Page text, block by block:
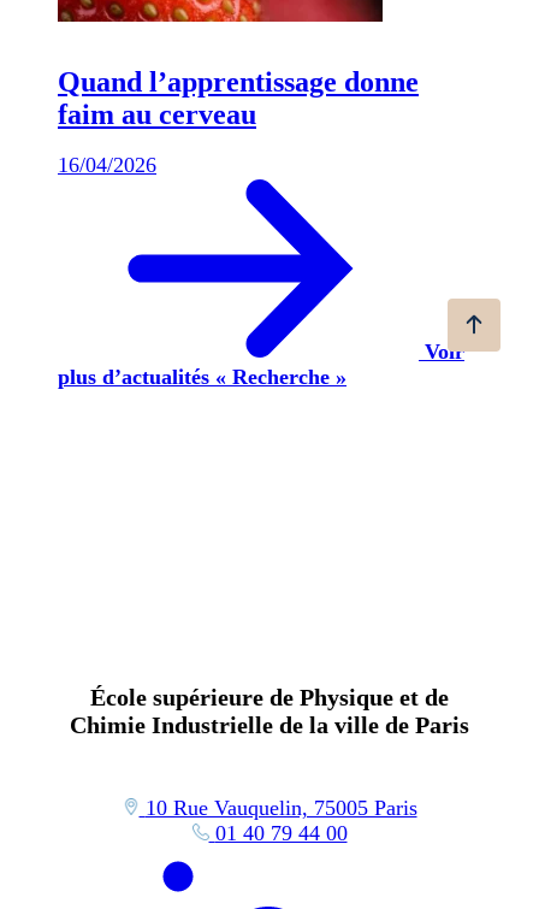
Quand l’apprentissage donne
faim au cerveau
16/04/2026
Voir
plus d’actualités « Recherche »
École supérieure de Physique et de
Chimie Industrielle de la ville de Paris
10 Rue Vauquelin, 75005 Paris
01 40 79 44 00